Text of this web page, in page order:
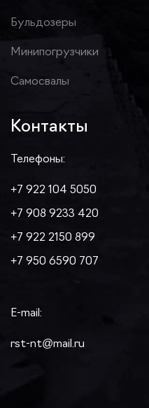
Бульдозеры
Минипогрузчики
Самосвалы
Контакты
Телефоны:
+7 922 104 5050
+7 908 9233 420
+7 922 2150 899
+7 950 6590 707
E-mail:
rst-nt@mail.ru